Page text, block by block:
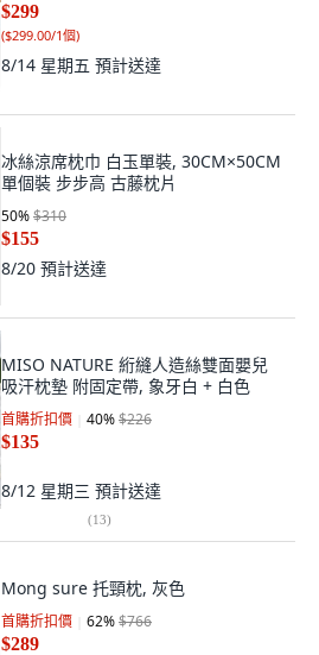
$299
($299.00/1個)
8/14 星期五 預計送達
冰絲涼席枕巾 白玉單裝, 30CM×50CM
單個裝 步步高 古藤枕片
50%$310
$155
8/20 預計送達
MISO NATURE 絎縫人造絲雙面嬰兒
吸汗枕墊 附固定帶, 象牙白 + 白色
首購折扣價 40%$226
$135
8/12 星期三 預計送達
(13)
Mong sure 托頸枕, 灰色
首購折扣價 62%$766
$289